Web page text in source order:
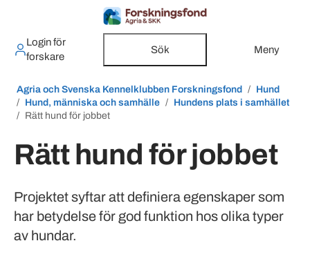
Login för
forskare
Sök Meny
Agria och Svenska Kennelklubben Forskningsfond
Hund
Hund, människa och samhälle
Hundens plats i samhället
Rätt hund för jobbet
Rätt hund för jobbet
Projektet syftar att definiera egenskaper som
har betydelse för god funktion hos olika typer
av hundar.